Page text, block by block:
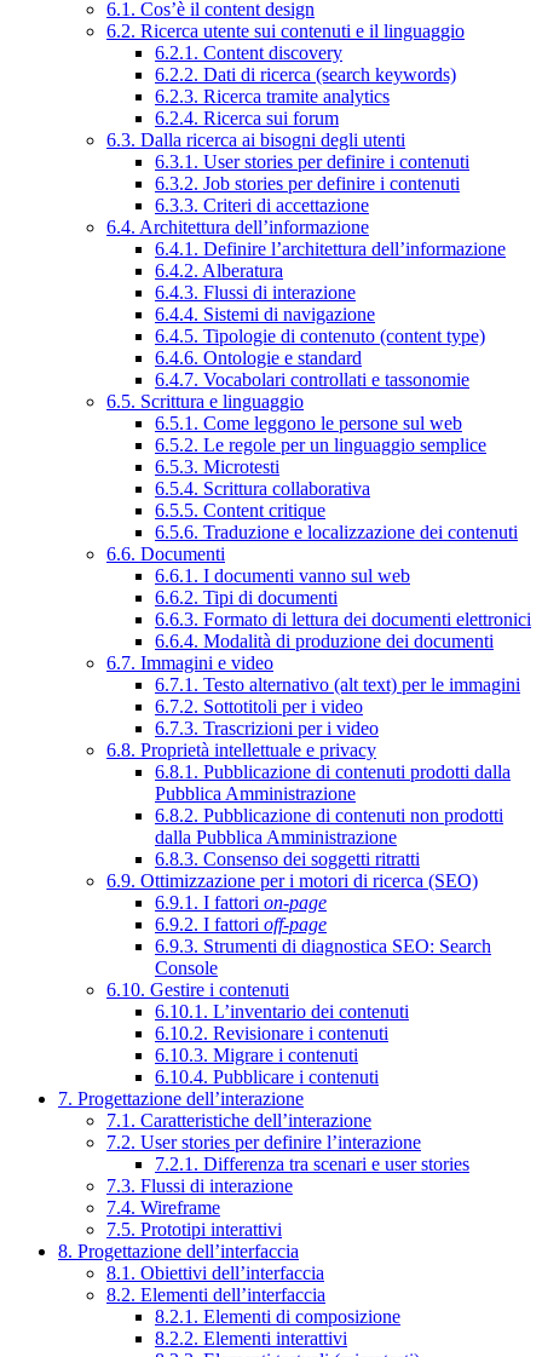
6.1. Cos’è il content design
6.2. Ricerca utente sui contenuti e il linguaggio
6.2.1. Content discovery
6.2.2. Dati di ricerca (search keywords)
6.2.3. Ricerca tramite analytics
6.2.4. Ricerca sui forum
6.3. Dalla ricerca ai bisogni degli utenti
6.3.1. User stories per definire i contenuti
6.3.2. Job stories per definire i contenuti
6.3.3. Criteri di accettazione
6.4. Architettura dell’informazione
6.4.1. Definire l’architettura dell’informazione
6.4.2. Alberatura
6.4.3. Flussi di interazione
6.4.4. Sistemi di navigazione
6.4.5. Tipologie di contenuto (content type)
6.4.6. Ontologie e standard
6.4.7. Vocabolari controllati e tassonomie
6.5. Scrittura e linguaggio
6.5.1. Come leggono le persone sul web
6.5.2. Le regole per un linguaggio semplice
6.5.3. Microtesti
6.5.4. Scrittura collaborativa
6.5.5. Content critique
6.5.6. Traduzione e localizzazione dei contenuti
6.6. Documenti
6.6.1. I documenti vanno sul web
6.6.2. Tipi di documenti
6.6.3. Formato di lettura dei documenti elettronici
6.6.4. Modalità di produzione dei documenti
6.7. Immagini e video
6.7.1. Testo alternativo (alt text) per le immagini
6.7.2. Sottotitoli per i video
6.7.3. Trascrizioni per i video
6.8. Proprietà intellettuale e privacy
6.8.1. Pubblicazione di contenuti prodotti dalla
Pubblica Amministrazione
6.8.2. Pubblicazione di contenuti non prodotti
dalla Pubblica Amministrazione
6.8.3. Consenso dei soggetti ritratti
6.9. Ottimizzazione per i motori di ricerca (SEO)
6.9.1. I fattori on-page
6.9.2. I fattori off-page
6.9.3. Strumenti di diagnostica SEO: Search
Console
6.10. Gestire i contenuti
6.10.1. L’inventario dei contenuti
6.10.2. Revisionare i contenuti
6.10.3. Migrare i contenuti
6.10.4. Pubblicare i contenuti
7. Progettazione dell’interazione
7.1. Caratteristiche dell’interazione
7.2. User stories per definire l’interazione
7.2.1. Differenza tra scenari e user stories
7.3. Flussi di interazione
7.4. Wireframe
7.5. Prototipi interattivi
8. Progettazione dell’interfaccia
8.1. Obiettivi dell’interfaccia
8.2. Elementi dell’interfaccia
8.2.1. Elementi di composizione
8.2.2. Elementi interattivi